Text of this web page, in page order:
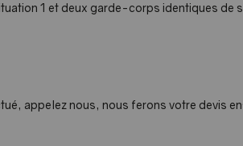
1 et deux garde-corps identiques de
appelez nous, nous ferons votre devis